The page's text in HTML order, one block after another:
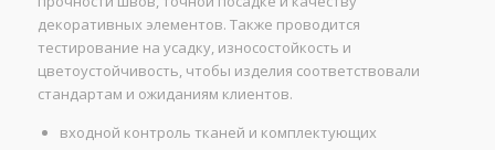
декоративных элементов. Также проводится
тестирование на усадку, износостойкость и
цветоустойчивость, чтобы изделия соответствовали
стандартам и ожиданиям клиентов.
входной контроль тканей и комплектующих